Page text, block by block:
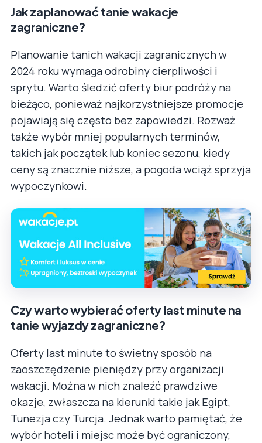
Jak zaplanować tanie wakacje
zagraniczne?
Planowanie tanich wakacji zagranicznych w
2024 roku wymaga odrobiny cierpliwości i
sprytu. Warto śledzić oferty biur podróży na
bieżąco, ponieważ najkorzystniejsze promocje
pojawiają się często bez zapowiedzi. Rozważ
także wybór mniej popularnych terminów,
takich jak początek lub koniec sezonu, kiedy
ceny są znacznie niższe, a pogoda wciąż sprzyja
wypoczynkowi.
Czy warto wybierać oferty last minute na
tanie wyjazdy zagraniczne?
Oferty last minute to świetny sposób na
zaoszczędzenie pieniędzy przy organizacji
wakacji. Można w nich znaleźć prawdziwe
okazje, zwłaszcza na kierunki takie jak Egipt,
Tunezja czy Turcja. Jednak warto pamiętać, że
wybór hoteli i miejsc może być ograniczony,